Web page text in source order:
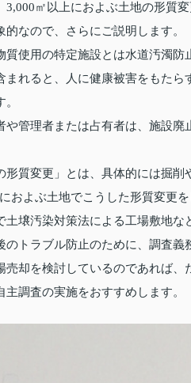
3,000㎡以上におよぶ土地の形質変
的なので、さらにご説明します。
質使用の特定施設とは水道汚濁
まれると、人に健康被害をもた
や管理者または占有者は、施設
形質変更」とは、具体的には掘削
およぶ土地でこうした形質変更
土壌汚染対策法による工場敷地
のトラブル防止のために、調査
売却を検討しているのであれば
主調査の実施をおすすめします。